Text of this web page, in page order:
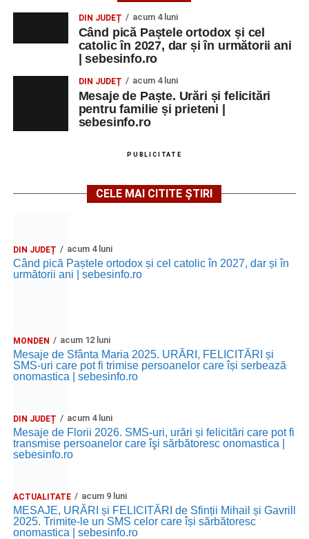
DIN JUDEȚ acum 4 luni
Când pică Paștele ortodox și cel
catolic în 2027, dar și în următorii ani
| sebesinfo.ro
DIN JUDEȚ acum 4 luni
Mesaje de Paște. Urări și felicitări
pentru familie și prieteni |
sebesinfo.ro
PUBLICITATE
CELE MAI CITITE ȘTIRI
DIN JUDEȚ acum 4 luni
Când pică Paștele ortodox și cel catolic în 2027, dar și în
următorii ani | sebesinfo.ro
MONDEN acum 12 luni
Mesaje de Sfânta Maria 2025. URĂRI, FELICITĂRI și
SMS-uri care pot fi trimise persoanelor care își serbează
onomastica | sebesinfo.ro
DIN JUDEȚ acum 4 luni
Mesaje de Florii 2026. SMS-uri, urări și felicitări care pot fi
transmise persoanelor care îşi sărbătoresc onomastica |
sebesinfo.ro
ACTUALITATE acum 9 luni
MESAJE, URĂRI și FELICITĂRI de Sfinții Mihail și Gavrill
2025. Trimite-le un SMS celor care își sărbătoresc
onomastica | sebesinfo.ro